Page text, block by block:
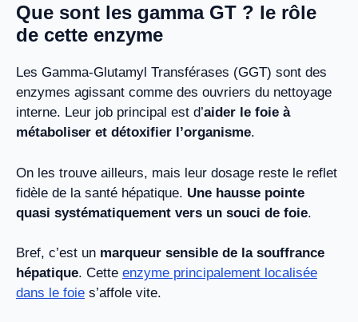
Que sont les gamma GT ? le rôle
de cette enzyme
Les Gamma-Glutamyl Transférases (GGT) sont des
enzymes agissant comme des ouvriers du nettoyage
interne. Leur job principal est d’aider le foie à
métaboliser et détoxifier l’organisme.
On les trouve ailleurs, mais leur dosage reste le reflet
fidèle de la santé hépatique. Une hausse pointe
quasi systématiquement vers un souci de foie.
Bref, c’est un marqueur sensible de la souffrance
hépatique. Cette enzyme principalement localisée
dans le foie s’affole vite.